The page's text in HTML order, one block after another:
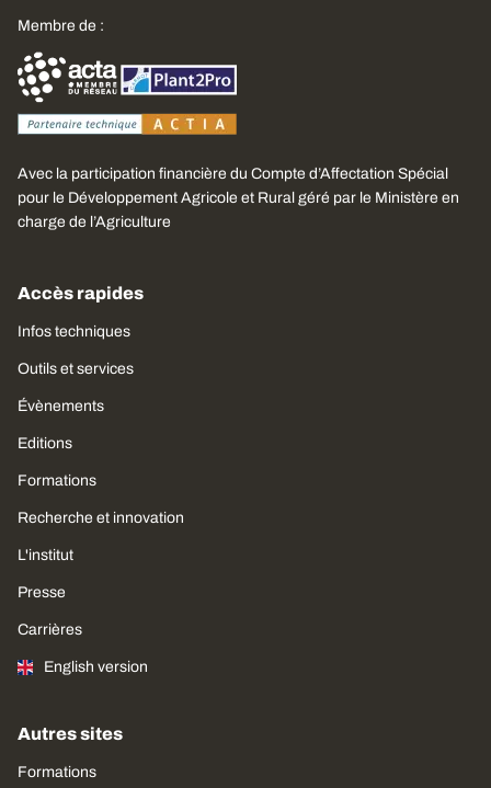
Membre de :
Avec la participation financière du Compte d’Affectation Spécial
pour le Développement Agricole et Rural géré par le Ministère en
charge de l’Agriculture
Accès rapides
Infos techniques
Outils et services
Évènements
Editions
Formations
Recherche et innovation
L'institut
Presse
Carrières
English version
Autres sites
Formations